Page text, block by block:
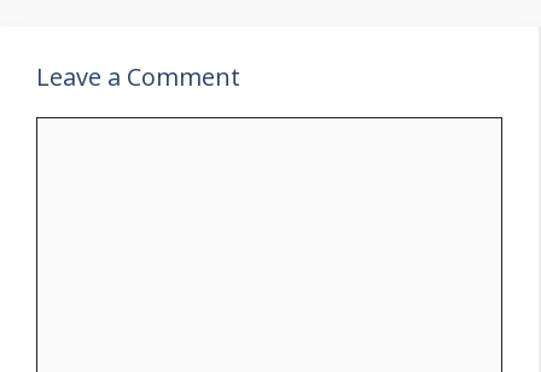
Leave a Comment